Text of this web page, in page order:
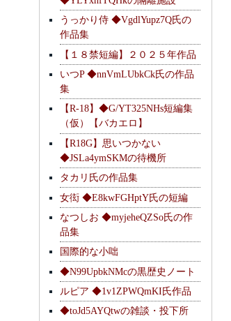
うっかり侍 ◆VgdlYupz7Q氏の
作品集
【１８禁短編】２０２５年作品
いつP ◆nnVmLUbkCk氏の作品
集
【R-18】◆G/YT325NHs短編集
（仮）【バカエロ】
【R18G】思いつかない
◆JSLa4ymSKMの待機所
タカリ氏の作品集
女衒 ◆E8kwFGHptY氏の短編
なつしお ◆myjeheQZSo氏の作
品集
国際的な小咄
◆N99UpbkNMcの黒歴史ノート
ルピア ◆1v1ZPWQmKI氏作品
◆toJd5AYQtwの雑談・投下所